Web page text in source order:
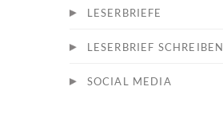
LESERBRIEFE
LESERBRIEF SCHREIBEN
SOCIAL MEDIA